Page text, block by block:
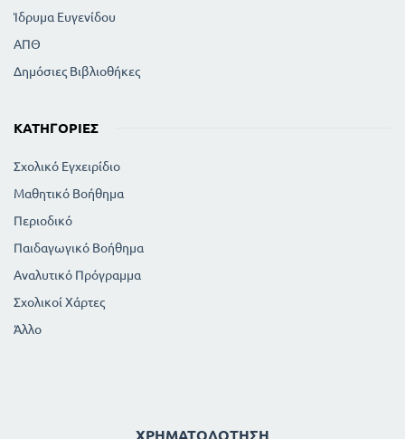
Ίδρυμα Ευγενίδου
ΑΠΘ
Δημόσιες Βιβλιοθήκες
ΚΑΤΗΓΟΡΊΕΣ
Σχολικό Εγχειρίδιο
Μαθητικό Βοήθημα
Περιοδικό
Παιδαγωγικό Βοήθημα
Αναλυτικό Πρόγραμμα
Σχολικοί Χάρτες
Άλλο
ΧΡΗΜΑΤΟΔΌΤΗΣΗ